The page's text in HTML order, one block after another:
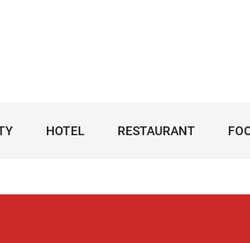
HOTEL RESTAURANT